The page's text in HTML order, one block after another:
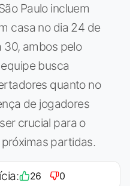
Paulo incluem
casa no dia 24 de
30, ambos pelo
busca
quanto no
de jogadores
crucial para o
partidas.
26 0